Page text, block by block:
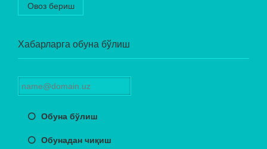
Овоз бериш
Хабарларга обуна бўлиш
Обуна бўлиш
Обунадан чиқиш